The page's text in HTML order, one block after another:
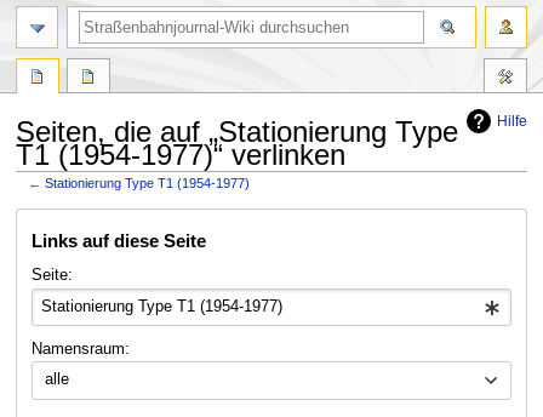
Hilfe
Seiten, die auf „Stationierung Type
T1 (1954-1977)“ verlinken
←Stationierung Type T1 (1954-1977)
Navigation
Suche
Links auf diese Seite
Seite:
Namensraum:
alle
Suche